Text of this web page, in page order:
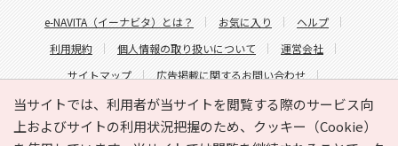
当サイトでは、利用者が当サイトを閲覧する際のサービス向
上およびサイトの利用状況把握のため、クッキー（Cookie）
e-NAVITA（イーナビタ）とは？ お気に入り
ヘルプ
利用規約
個人情報の取り扱いについて
運営会社
サイトマップ
広告掲載に関するお問い合わせ
サイトの内容に関するお問い合わせ